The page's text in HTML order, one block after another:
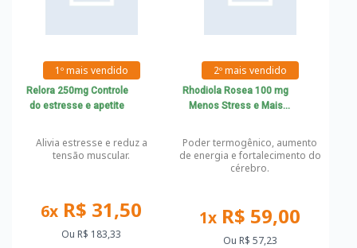
1º mais vendido
Relora 250mg Controle
do estresse e apetite
Alivia estresse e reduz a
tensão muscular.
6x R$ 31,50
Ou R$ 183,33
2º mais vendido
Rhodiola Rosea 100 mg
Menos Stress e Mais
Poder termogênico, aumento
de energia e fortalecimento do
cérebro.
1x R$ 59,00
Ou R$ 57,23